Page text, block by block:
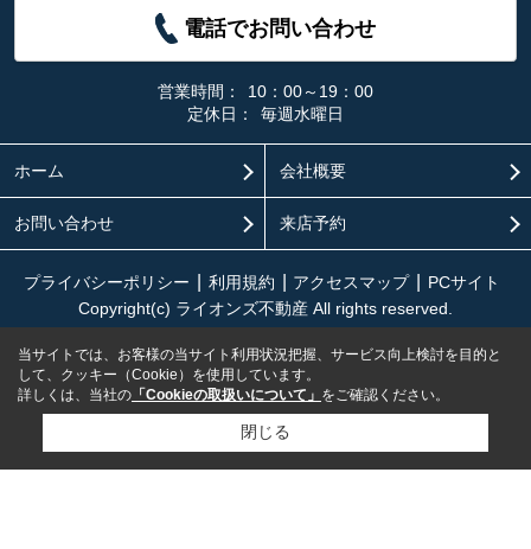
電話でお問い合わせ
営業時間：
10：00～19：00
定休日：
毎週水曜日
ホーム 会社概要
お問い合わせ 来店予約
プライバシーポリシー 利用規約 アクセスマップ
PCサイト
Copyright(c) ライオンズ不動産 All rights reserved.
当サイトでは、お客様の当サイト利用状況把握、サービス向上検討を目的と
して、クッキー（Cookie）を使用しています。
詳しくは、当社の 「Cookieの取扱いについて」 をご確認ください。
閉じる